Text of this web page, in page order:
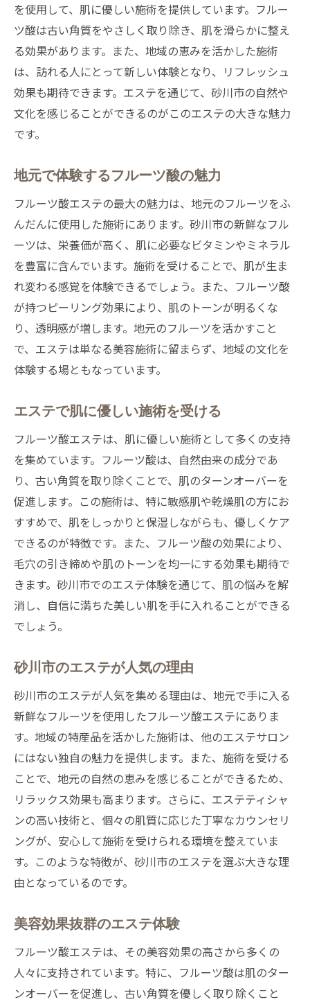
を使用して、肌に優しい施術を提供しています。フルー
ツ酸は古い角質をやさしく取り除き、肌を滑らかに整え
る効果があります。また、地域の恵みを活かした施術
は、訪れる人にとって新しい体験となり、リフレッシュ
効果も期待できます。エステを通じて、砂川市の自然や
文化を感じることができるのがこのエステの大きな魅力
です。
地元で体験するフルーツ酸の魅力
フルーツ酸エステの最大の魅力は、地元のフルーツをふ
んだんに使用した施術にあります。砂川市の新鮮なフル
ーツは、栄養価が高く、肌に必要なビタミンやミネラル
を豊富に含んでいます。施術を受けることで、肌が生ま
れ変わる感覚を体験できるでしょう。また、フルーツ酸
が持つピーリング効果により、肌のトーンが明るくな
り、透明感が増します。地元のフルーツを活かすこと
で、エステは単なる美容施術に留まらず、地域の文化を
体験する場ともなっています。
エステで肌に優しい施術を受ける
フルーツ酸エステは、肌に優しい施術として多くの支持
を集めています。フルーツ酸は、自然由来の成分であ
り、古い角質を取り除くことで、肌のターンオーバーを
促進します。この施術は、特に敏感肌や乾燥肌の方にお
すすめで、肌をしっかりと保湿しながらも、優しくケア
できるのが特徴です。また、フルーツ酸の効果により、
毛穴の引き締めや肌のトーンを均一にする効果も期待で
きます。砂川市でのエステ体験を通じて、肌の悩みを解
消し、自信に満ちた美しい肌を手に入れることができる
でしょう。
砂川市のエステが人気の理由
砂川市のエステが人気を集める理由は、地元で手に入る
新鮮なフルーツを使用したフルーツ酸エステにありま
す。地域の特産品を活かした施術は、他のエステサロン
にはない独自の魅力を提供します。また、施術を受ける
ことで、地元の自然の恵みを感じることができるため、
リラックス効果も高まります。さらに、エステティシャ
ンの高い技術と、個々の肌質に応じた丁寧なカウンセリ
ングが、安心して施術を受けられる環境を整えていま
す。このような特徴が、砂川市のエステを選ぶ大きな理
由となっているのです。
美容効果抜群のエステ体験
フルーツ酸エステは、その美容効果の高さから多くの
人々に支持されています。特に、フルーツ酸は肌のター
ンオーバーを促進し、古い角質を優しく取り除くこと